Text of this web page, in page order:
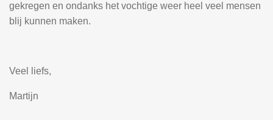
gekregen en ondanks het vochtige weer heel veel mensen
blij kunnen maken.
Veel liefs,
Martijn